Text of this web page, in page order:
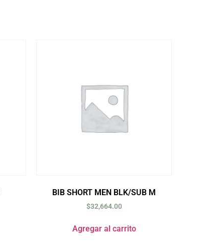
BIB SHORT MEN BLK/SUB M
$32,664.00
Agregar al carrito